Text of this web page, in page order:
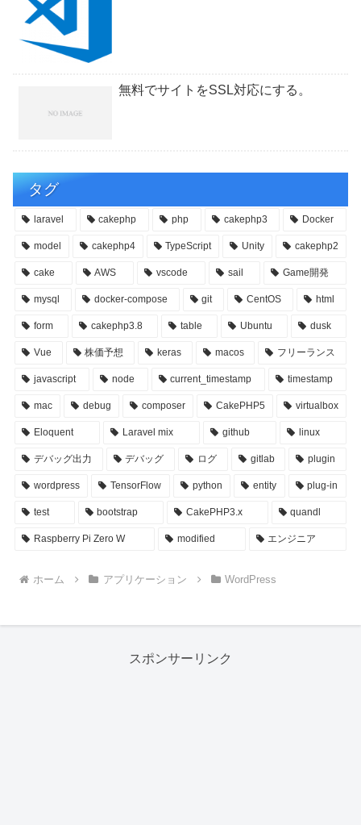
無料でサイトをSSL対応にする。
タグ
laravel cakephp php cakephp3 Docker
model cakephp4 TypeScript Unity cakephp2
cake AWS vscode sail Game開発
mysql docker-compose git CentOS html
form cakephp3.8 table Ubuntu dusk
Vue 株価予想 keras macos フリーランス
javascript node current_timestamp timestamp
mac debug composer CakePHP5 virtualbox
Eloquent Laravel mix github linux
デバッグ出力 デバッグ ログ gitlab plugin
wordpress TensorFlow python entity plug-in
test bootstrap CakePHP3.x quandl
Raspberry Pi Zero W modified エンジニア
ホーム アプリケーション WordPress
スポンサーリンク